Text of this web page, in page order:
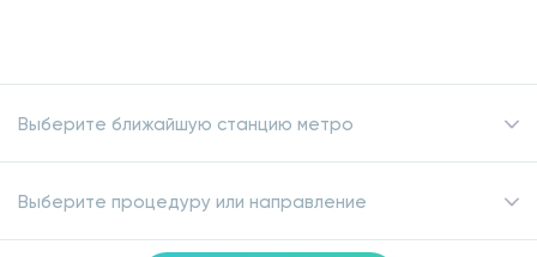
Выберите ближайшую станцию метро
Выберите процедуру или направление